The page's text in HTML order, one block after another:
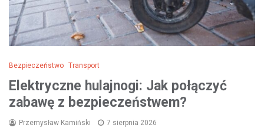
Bezpieczeństwo Transport
Elektryczne hulajnogi: Jak połączyć
zabawę z bezpieczeństwem?
Przemysław Kamiński 7 sierpnia 2026